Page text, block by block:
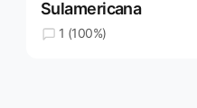
Sulamericana
1 (100%)